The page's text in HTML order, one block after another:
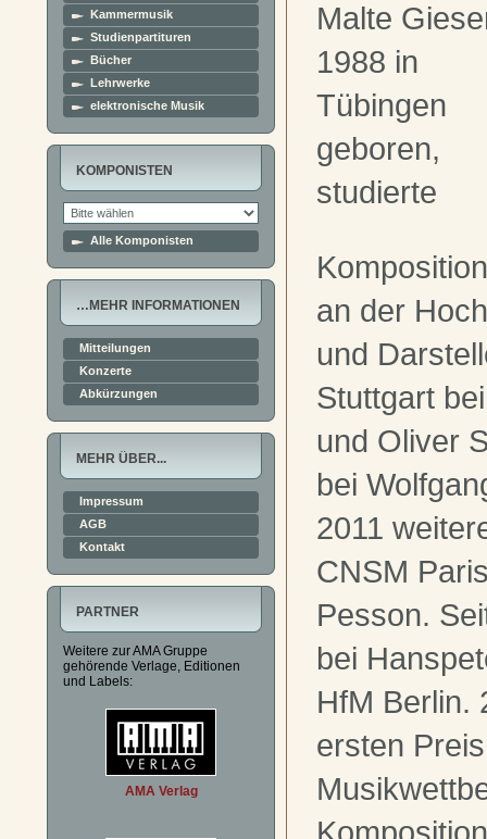
Kammermusik
Studienpartituren
Bücher
Lehrwerke
elektronische Musik
KOMPONISTEN
Alle Komponisten
…MEHR INFORMATIONEN
Mitteilungen
Konzerte
Abkürzungen
MEHR ÜBER...
Impressum
AGB
Kontakt
PARTNER
Weitere zur AMA Gruppe
gehörende Verlage, Editionen
und Labels:
AMA Verlag
Malte
1988 in
Tübingen
geboren,
studierte
an der
und
Stuttgart
und Oliver
bei
2011
CNSM
Pesson.
bei
HfM Berlin.
ersten